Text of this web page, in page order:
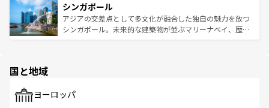
参照してほしい。
激する。気候は一年中温暖で、どの季節にも異なる楽しみ
が待っている。親しみやすいタイの人々、仏教を中心とし
た文化、そして多様な観光資源が、訪れる旅人を魅了し続
み、どこを訪れても感動するはず。観光スポットが密集し
ており、効率よく見どころを回れるのも魅力。息をのむよ
うな絶景から文化的な体験まで、香港を存分に楽しみ尽く
シンガポール
アジアの交差点として多文化が融合した独自の魅力を放つ
シンガポール。未来的な建築物が並ぶマリーナベイ、歴史
で、ホーカーズは地元の風情を楽しめる外せないスポット
国と地域
ヨーロッパ